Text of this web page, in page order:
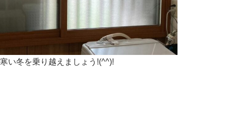
い冬を乗り越えましょう!(^^)!